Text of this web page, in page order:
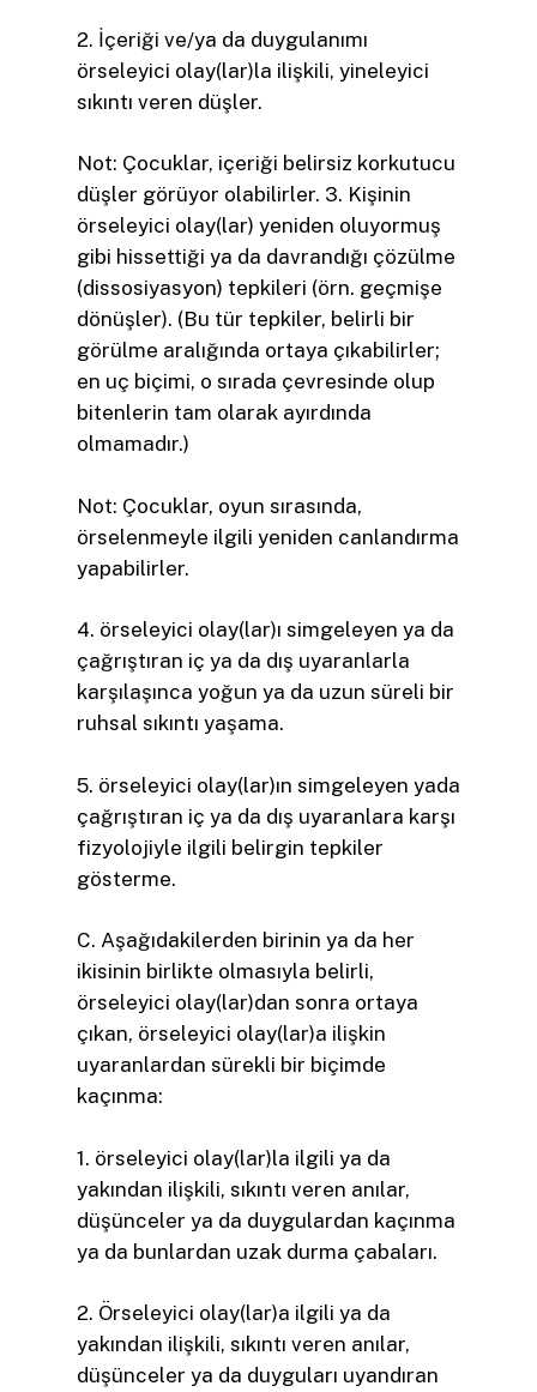
2. İçeriği ve/ya da duygulanımı
örseleyici olay(lar)la ilişkili, yineleyici
sıkıntı veren düşler.
Not: Çocuklar, içeriği belirsiz korkutucu
düşler görüyor olabilirler. 3. Kişinin
örseleyici olay(lar) yeniden oluyormuş
gibi hissettiği ya da davrandığı çözülme
(dissosiyasyon) tepkileri (örn. geçmişe
dönüşler). (Bu tür tepkiler, belirli bir
görülme aralığında ortaya çıkabilirler;
en uç biçimi, o sırada çevresinde olup
bitenlerin tam olarak ayırdında
olmamadır.)
Not: Çocuklar, oyun sırasında,
örselenmeyle ilgili yeniden canlandırma
yapabilirler.
4. örseleyici olay(lar)ı simgeleyen ya da
çağrıştıran iç ya da dış uyaranlarla
karşılaşınca yoğun ya da uzun süreli bir
ruhsal sıkıntı yaşama.
5. örseleyici olay(lar)ın simgeleyen yada
çağrıştıran iç ya da dış uyaranlara karşı
fizyolojiyle ilgili belirgin tepkiler
gösterme.
C. Aşağıdakilerden birinin ya da her
ikisinin birlikte olmasıyla belirli,
örseleyici olay(lar)dan sonra ortaya
çıkan, örseleyici olay(lar)a ilişkin
uyaranlardan sürekli bir biçimde
kaçınma:
1. örseleyici olay(lar)la ilgili ya da
yakından ilişkili, sıkıntı veren anılar,
düşünceler ya da duygulardan kaçınma
ya da bunlardan uzak durma çabaları.
2. Örseleyici olay(lar)a ilgili ya da
yakından ilişkili, sıkıntı veren anılar,
düşünceler ya da duyguları uyandıran